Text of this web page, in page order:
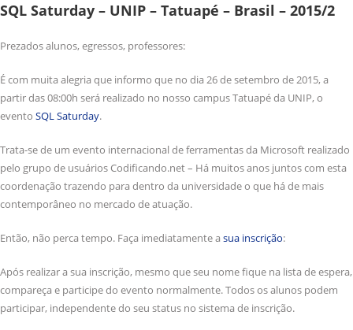
SQL Saturday – UNIP – Tatuapé – Brasil – 2015/2
Prezados alunos, egressos, professores:
É com muita alegria que informo que no dia 26 de setembro de 2015, a
partir das 08:00h será realizado no nosso campus Tatuapé da UNIP, o
evento SQL Saturday.
Trata-se de um evento internacional de ferramentas da Microsoft realizado
pelo grupo de usuários Codificando.net – Há muitos anos juntos com esta
coordenação trazendo para dentro da universidade o que há de mais
contemporâneo no mercado de atuação.
Então, não perca tempo. Faça imediatamente a sua inscrição:
Após realizar a sua inscrição, mesmo que seu nome fique na lista de espera,
compareça e participe do evento normalmente. Todos os alunos podem
participar, independente do seu status no sistema de inscrição.